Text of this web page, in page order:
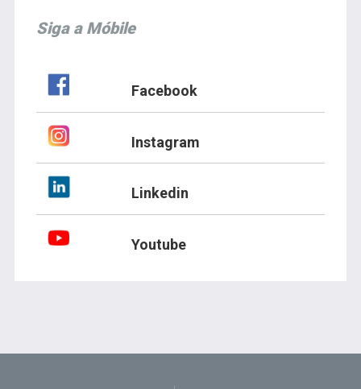
Siga a Móbile
Facebook
Instagram
Linkedin
Youtube